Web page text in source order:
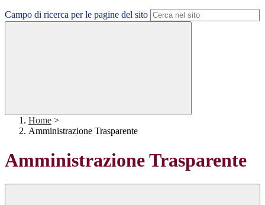
Campo di ricerca per le pagine del sito
Home >
Amministrazione Trasparente
Amministrazione Trasparente